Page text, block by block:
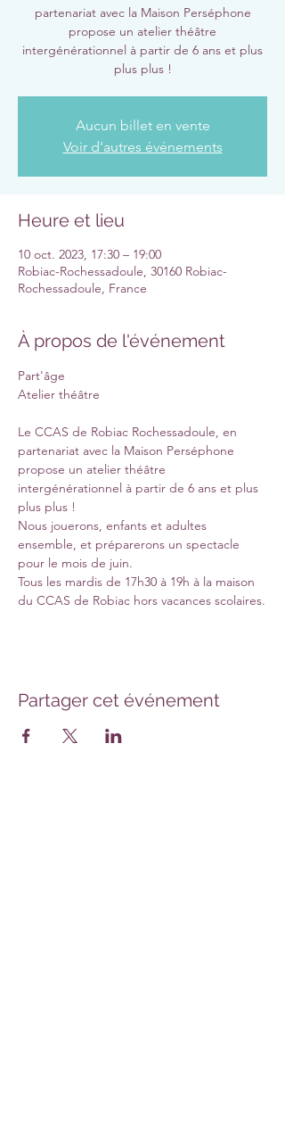
partenariat avec la Maison Perséphone
propose un atelier théâtre
intergénérationnel à partir de 6 ans et plus
plus plus !
Aucun billet en vente
Voir d'autres événements
Heure et lieu
10 oct. 2023, 17:30 – 19:00
Robiac-Rochessadoule, 30160 Robiac-
Rochessadoule, France
À propos de l'événement
Part'âge
Le CCAS de Robiac Rochessadoule, en
partenariat avec la Maison Perséphone
propose un atelier théâtre
intergénérationnel à partir de 6 ans et plus
plus plus !
Nous jouerons, enfants et adultes
ensemble, et préparerons un spectacle
pour le mois de juin.
Tous les mardis de 17h30 à 19h à la maison
du CCAS de Robiac hors vacances scolaires.
Partager cet événement